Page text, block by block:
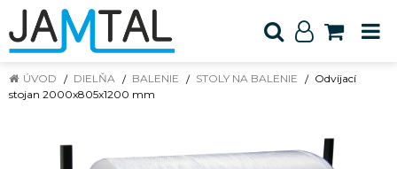
ÚVOD DIELŇA BALENIE STOLY NA BALENIE
Odvíjací
stojan 2000x805x1200 mm